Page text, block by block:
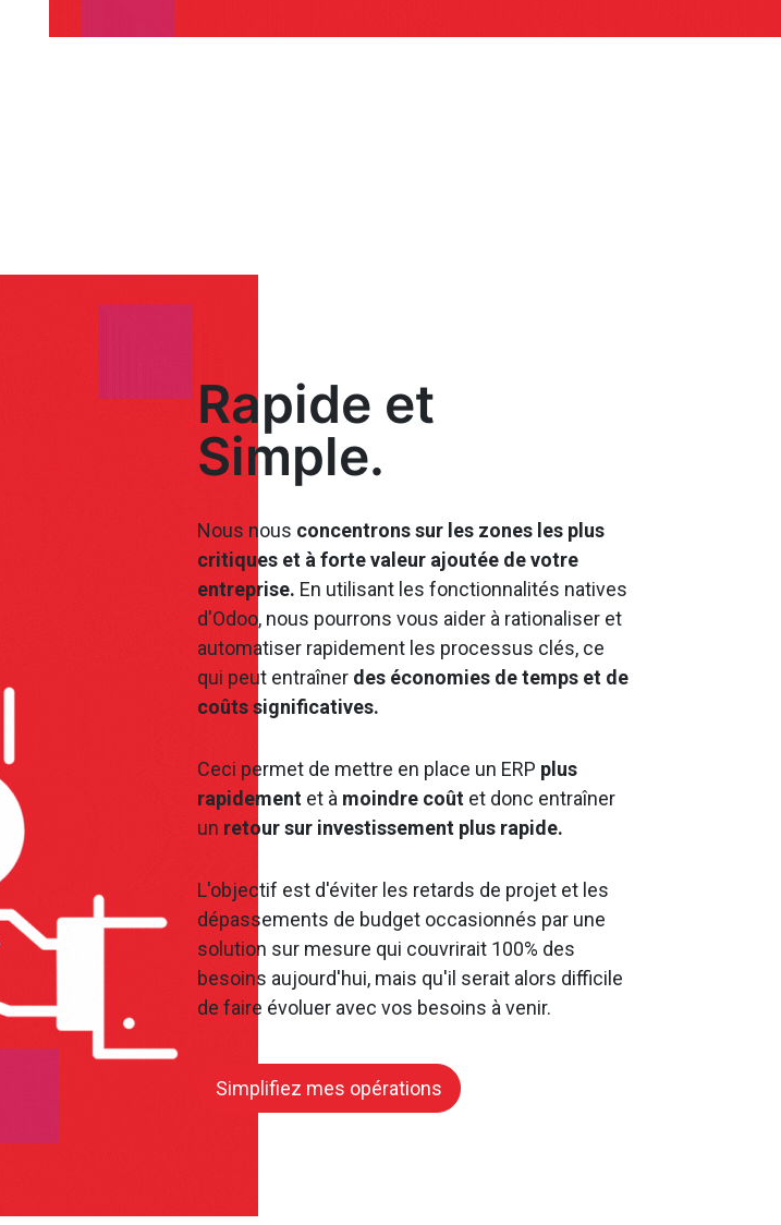
Rapide et
Simple.
Nous nous concentrons sur les zones les plus
critiques et à forte valeur ajoutée de votre
entreprise. En utilisant les fonctionnalités natives
d'Odoo, nous pourrons vous aider à rationaliser et
automatiser rapidement les processus clés, ce
qui peut entraîner des économies de temps et de
coûts significatives.
Ceci permet de mettre en place un ERP plus
rapidement et à moindre coût et donc entraîner
un retour sur investissement plus rapide.
L'objectif est d'éviter les retards de projet et les
dépassements de budget occasionnés par une
solution sur mesure qui couvrirait 100% des
besoins aujourd'hui, mais qu'il serait alors difficile
de faire évoluer avec vos besoins à venir.
Simplifiez mes opérations